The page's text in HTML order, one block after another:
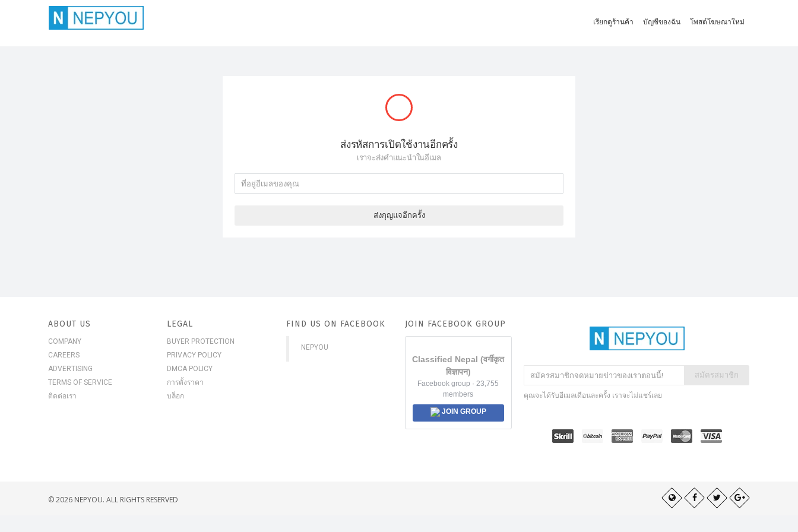
เรียกดูร้านค้า บัญชีของฉัน โพสต์โฆษณาใหม่
ส่งรหัสการเปิดใช้งานอีกครั้ง
เราจะส่งคำแนะนำในอีเมล
ส่งกุญแจอีกครั้ง
ABOUT US
COMPANY
CAREERS
ADVERTISING
TERMS OF SERVICE
ติดต่อเรา
LEGAL
BUYER PROTECTION
PRIVACY POLICY
DMCA POLICY
การตั้งราคา
บล็อก
FIND US ON FACEBOOK
NEPYOU
JOIN FACEBOOK GROUP
Classified Nepal (वर्गीकृत
विज्ञापन)
Facebook group · 23,755
members
JOIN GROUP
สมัครสมาชิก
คุณจะได้รับอีเมลเดือนละครั้ง เราจะไม่แชร์เลย
© 2026 NEPYOU. ALL RIGHTS RESERVED